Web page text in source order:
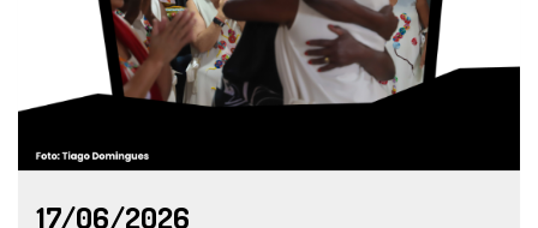
17/06/2026